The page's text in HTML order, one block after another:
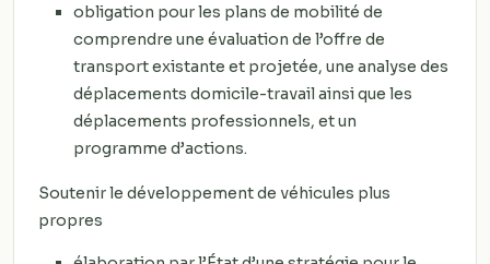
obligation pour les plans de mobilité de
comprendre une évaluation de l’offre de
transport existante et projetée, une analyse des
déplacements domicile-travail ainsi que les
déplacements professionnels, et un
programme d’actions.
Soutenir le développement de véhicules plus
propres